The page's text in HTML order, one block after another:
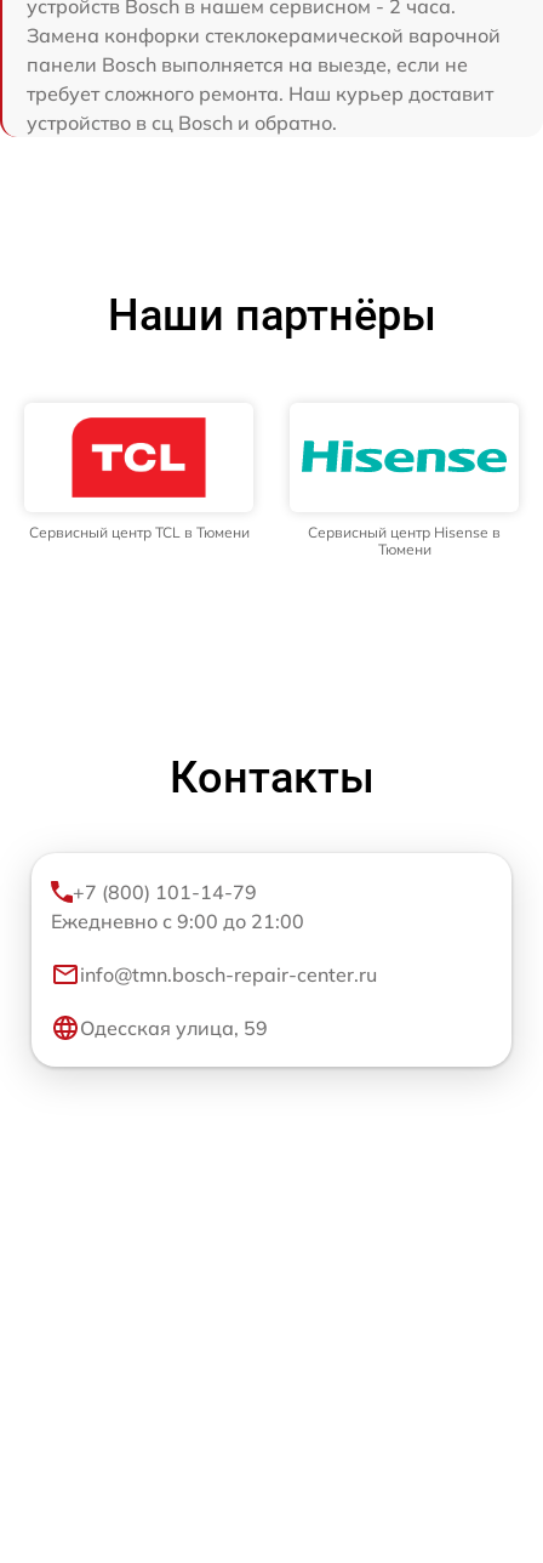
устройств Bosch в нашем сервисном - 2 часа.
Замена конфорки стеклокерамической варочной
панели Bosch выполняется на выезде, если не
требует сложного ремонта. Наш курьер доставит
устройство в сц Bosch и обратно.
Наши партнёры
Сервисный центр TCL в Тюмени
Сервисный центр Hisense в
Тюмени
Контакты
+7 (800) 101-14-79
Ежедневно с 9:00 до 21:00
info@tmn.bosch-repair-center.ru
Одесская улица, 59